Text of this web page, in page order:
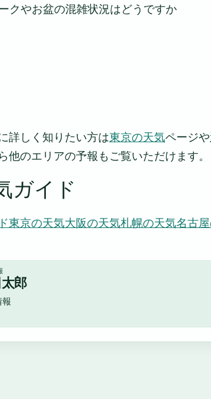
クやお盆の混雑状況はどうですか
詳しく知りたい方は東京の天気ページや
他のエリアの予報もご覧いただけます。
ガイド
東京の天気大阪の天気札幌の天気名古
郎
報